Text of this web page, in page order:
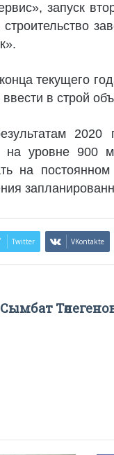
запуск
текущего
ввести в строй
2020
на уровне
на
Twitter VKontakte
Сымбат